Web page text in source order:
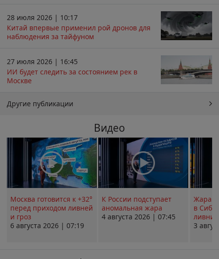
28 июля 2026 | 10:17
Китай впервые применил рой дронов для
наблюдения за тайфуном
27 июля 2026 | 16:45
ИИ будет следить за состоянием рек в
Москве
Другие публикации
Видео
Москва готовится к +32°
перед приходом ливней
и гроз
6 августа 2026 | 07:19
К России подступает
аномальная жара
4 августа 2026 | 07:45
Жара в
в
ливни
3